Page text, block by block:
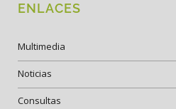
ENLACES
Multimedia
Noticias
Consultas